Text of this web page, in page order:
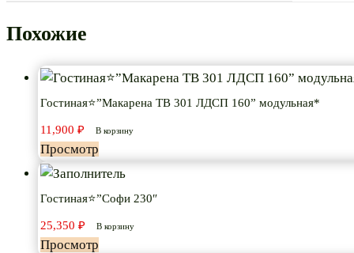
Похожие
Гостиная⭐”Макарена ТВ 301 ЛДСП 160” модульная*
11,900 ₽ В корзину
Просмотр
Гостиная⭐”Софи 230″
25,350 ₽ В корзину
Просмотр